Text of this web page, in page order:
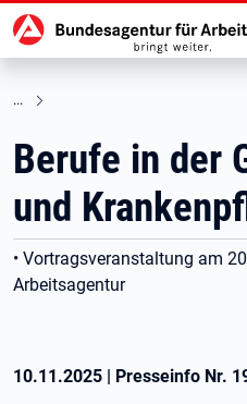
zu den Hauptinhalten springen
Hauptnavigation
Berufe in der
und
• Vortragsveranstaltung am
Arbeitsagentur
10.11.2025 | Presseinfo Nr.